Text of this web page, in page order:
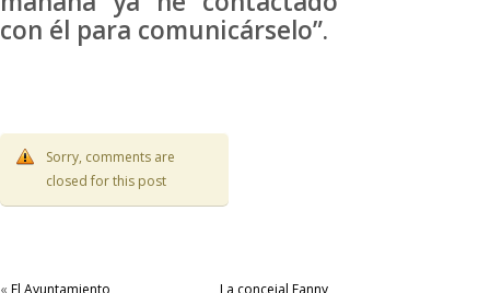
con él para comunicárselo”.
Sorry, comments are
closed for this post